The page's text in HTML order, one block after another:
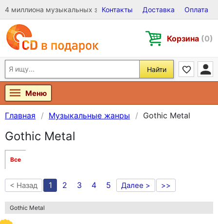
4 миллиона музыкальных записей на Виниле, CD и DVD
Контакты Доставка Оплата
Корзина (0)
Найти
Меню
Главная Музыкальные жанры Gothic Metal
Gothic Metal
Все
< Назад 1 2 3 4 5 Далее > >>
Gothic Metal